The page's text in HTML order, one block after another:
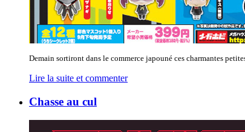
Demain sortiront dans le commerce japouné ces charmantes
Lire la suite et commenter
Chasse au cul